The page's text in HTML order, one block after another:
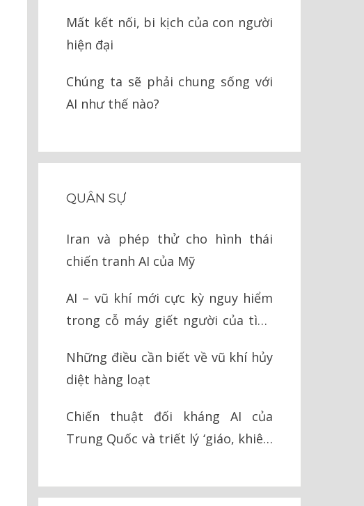
Mất kết nối, bi kịch của con người
hiện đại
Chúng ta sẽ phải chung sống với
AI như thế nào?
QUÂN SỰ
Iran và phép thử cho hình thái
chiến tranh AI của Mỹ
AI – vũ khí mới cực kỳ nguy hiểm
trong cỗ máy giết người của tình
Những điều cần biết về vũ khí hủy
diệt hàng loạt
Chiến thuật đối kháng AI của
Trung Quốc và triết lý ‘giáo, khiên’